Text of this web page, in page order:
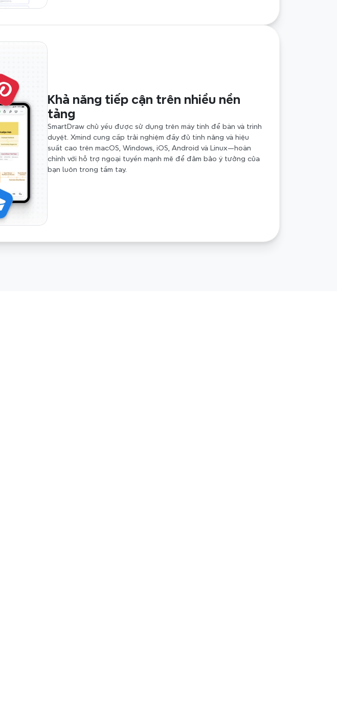
Khả năng tiếp cận trên nhiều nền
tảng
SmartDraw chủ yếu được sử dụng trên máy tính để bàn và trình
duyệt. Xmind cung cấp trải nghiệm đầy đủ tính năng và hiệu
suất cao trên macOS, Windows, iOS, Android và Linux—hoàn
chỉnh với hỗ trợ ngoại tuyến mạnh mẽ để đảm bảo ý tưởng của
bạn luôn trong tầm tay.